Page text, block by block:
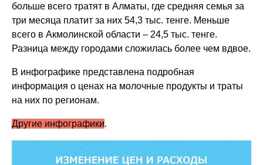
больше всего тратят в Алматы, где средняя семья за
три месяца платит за них 54,3 тыс. тенге. Меньше
всего в Акмолинской области – 24,5 тыс. тенге.
Разница между городами сложилась более чем вдвое.
В инфографике представлена подробная
информация о ценах на молочные продукты и траты
на них по регионам.
Другие инфографики.